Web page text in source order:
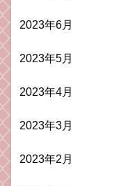
2023年6月
2023年5月
2023年4月
2023年3月
2023年2月